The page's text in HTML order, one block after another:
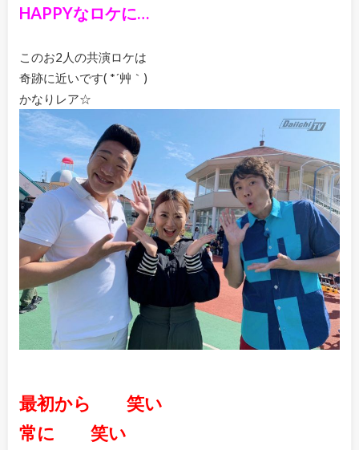
HAPPYなロケに…
このお2人の共演ロケは
奇跡に近いです( *´艸｀)
かなりレア☆
最初から 笑い
常に 笑い